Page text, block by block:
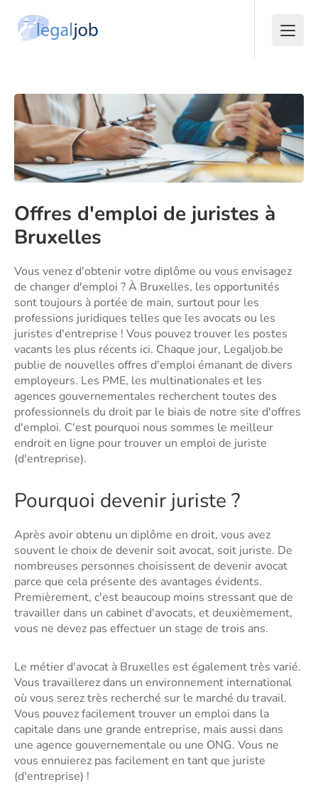
Offres d'emploi de juristes à
Bruxelles
Vous venez d'obtenir votre diplôme ou vous envisagez
de changer d'emploi ? À Bruxelles, les opportunités
sont toujours à portée de main, surtout pour les
professions juridiques telles que les avocats ou les
juristes d'entreprise ! Vous pouvez trouver les postes
vacants les plus récents ici. Chaque jour, Legaljob.be
publie de nouvelles offres d'emploi émanant de divers
employeurs. Les PME, les multinationales et les
agences gouvernementales recherchent toutes des
professionnels du droit par le biais de notre site d'offres
d'emploi. C'est pourquoi nous sommes le meilleur
endroit en ligne pour trouver un emploi de juriste
(d'entreprise).
Pourquoi devenir juriste ?
Après avoir obtenu un diplôme en droit, vous avez
souvent le choix de devenir soit avocat, soit juriste. De
nombreuses personnes choisissent de devenir avocat
parce que cela présente des avantages évidents.
Premièrement, c'est beaucoup moins stressant que de
travailler dans un cabinet d'avocats, et deuxièmement,
vous ne devez pas effectuer un stage de trois ans.
Le métier d'avocat à Bruxelles est également très varié.
Vous travaillerez dans un environnement international
où vous serez très recherché sur le marché du travail.
Vous pouvez facilement trouver un emploi dans la
capitale dans une grande entreprise, mais aussi dans
une agence gouvernementale ou une ONG. Vous ne
vous ennuierez pas facilement en tant que juriste
(d'entreprise) !